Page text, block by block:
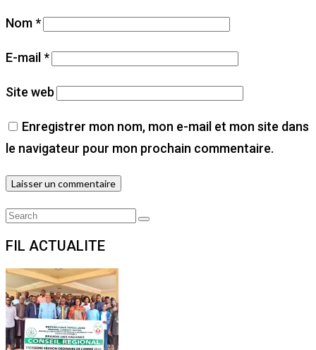
Nom*
E-mail*
Site web
Enregistrer mon nom, mon e-mail et mon site dans
le navigateur pour mon prochain commentaire.
Search
Search
FIL ACTUALITE